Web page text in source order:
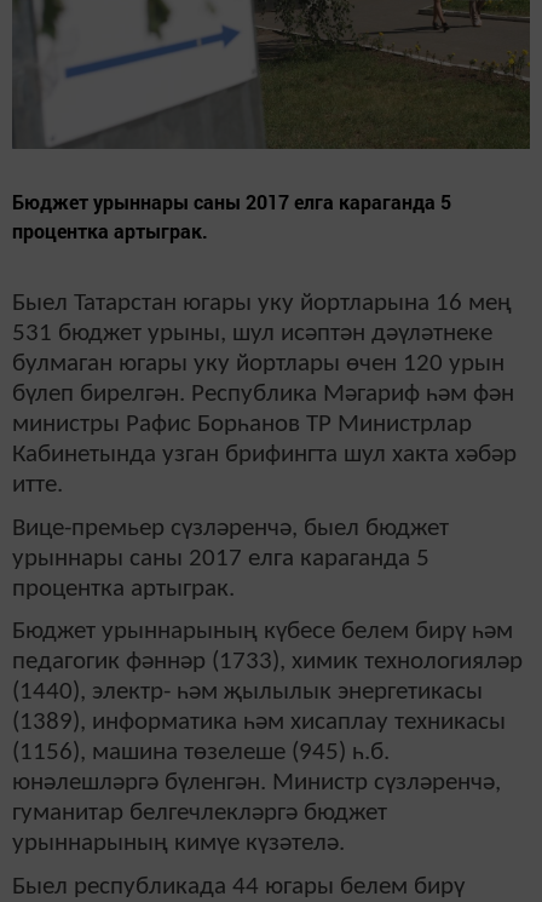
Бюджет урыннары саны 2017 елга караганда 5
процентка артыграк.
Быел Татарстан югары уку йортларына 16 мең
531 бюджет урыны, шул исәптән дәүләтнеке
булмаган югары уку йортлары өчен 120 урын
бүлеп бирелгән. Республика Мәгариф һәм фән
министры Рафис Борһанов ТР Министрлар
Кабинетында узган брифингта шул хакта хәбәр
итте.
Вице-премьер сүзләренчә, быел бюджет
урыннары саны 2017 елга караганда 5
процентка артыграк.
Бюджет урыннарының күбесе белем бирү һәм
педагогик фәннәр (1733), химик технологияләр
(1440), электр- һәм җылылык энергетикасы
(1389), информатика һәм хисаплау техникасы
(1156), машина төзелеше (945) һ.б.
юнәлешләргә бүленгән. Министр сүзләренчә,
гуманитар белгечлекләргә бюджет
урыннарының кимүе күзәтелә.
Быел республикада 44 югары белем бирү